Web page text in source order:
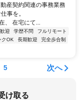
契約関連の事務業務
事を。
在宅にて...
迎 学歴不問
フルリモート
クOK 長期歓迎
完全歩合制
5 次へ
け取る